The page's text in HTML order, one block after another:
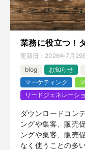
業務に役立つ！
更新日： 2026年7月29
blog
お知らせ
マーケティング
リードジェネレーシ
ダウンロードコン
ングや集客、販売
ングや集客、販売
なく使うことの多